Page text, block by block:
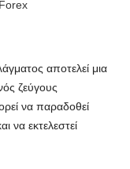
αποτελεί μια
ζεύγους
να παραδοθεί
να εκτελεστεί